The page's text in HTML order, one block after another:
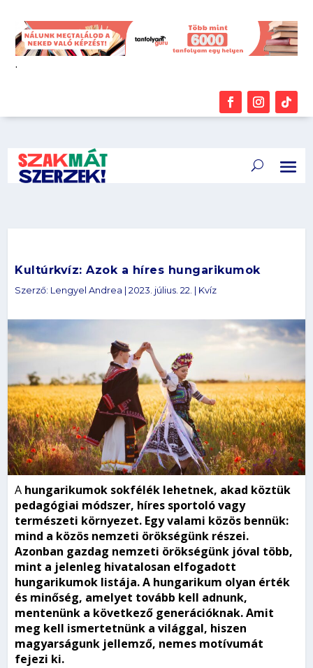
.
Kultúrkvíz: Azok a híres hungarikumok
Szerző: Lengyel Andrea |2023. július. 22. Kvíz
A hungarikumok sokfélék lehetnek, akad köztük
pedagógiai módszer, híres sportoló vagy
természeti környezet. Egy valami közös bennük:
mind a közös nemzeti örökségünk részei.
Azonban gazdag nemzeti örökségünk jóval több,
mint a jelenleg hivatalosan elfogadott
hungarikumok listája. A hungarikum olyan érték
és minőség, amelyet tovább kell adnunk,
mentenünk a következő generációknak. Amit
meg kell ismertetnünk a világgal, hiszen
magyarságunk jellemző, nemes motívumát
fejezi ki.